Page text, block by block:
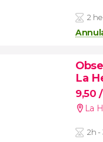
2
La
9,50
La
2h -